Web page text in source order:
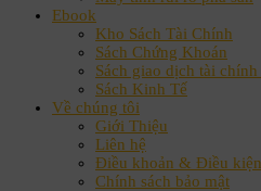
Ebook
Kho Sách Tài Chính
Sách Chứng Khoán
Sách giao dịch tài
Sách Kinh Tế
Về chúng tôi
Giới Thiệu
Liên hệ
Điều khoản & Điều
Chính sách bảo mật